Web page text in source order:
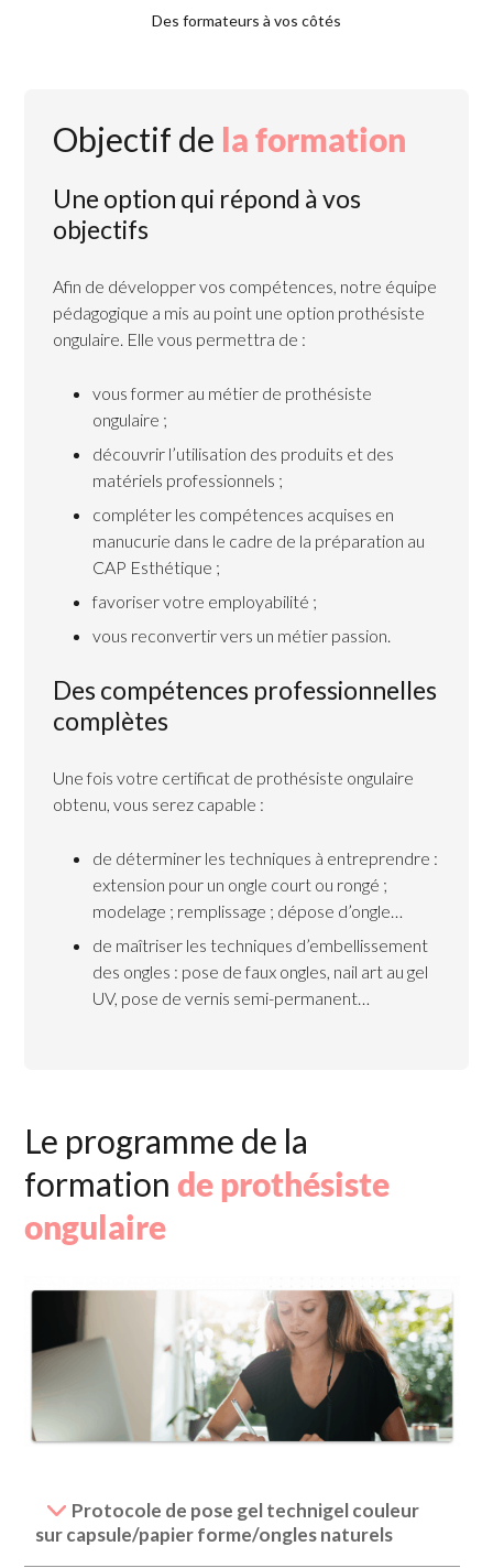
Des formateurs à vos côtés
Objectif de la formation
Une option qui répond à vos
objectifs
Afin de développer vos compétences, notre équipe
pédagogique a mis au point une option prothésiste
ongulaire. Elle vous permettra de :
vous former au métier de prothésiste
ongulaire ;
découvrir l’utilisation des produits et des
matériels professionnels ;
compléter les compétences acquises en
manucurie dans le cadre de la préparation au
CAP Esthétique ;
favoriser votre employabilité ;
vous reconvertir vers un métier passion.
Des compétences professionnelles
complètes
Une fois votre certificat de prothésiste ongulaire
obtenu, vous serez capable :
de déterminer les techniques à entreprendre :
extension pour un ongle court ou rongé ;
modelage ; remplissage ; dépose d’ongle…
de maîtriser les techniques d’embellissement
des ongles : pose de faux ongles, nail art au gel
UV, pose de vernis semi-permanent…
Le programme de la
formation de prothésiste
ongulaire
Protocole de pose gel technigel couleur
sur capsule/papier forme/ongles naturels